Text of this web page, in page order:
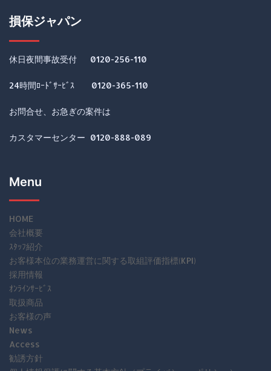
損保ジャパン
休日夜間事故受付 0120-256-110
24時間ﾛｰﾄﾞｻｰﾋﾞｽ 0120-365-110
お問合せ、お急ぎの案件は
カスタマーセンター 0120-888-089
Menu
HOME
会社概要
ｽﾀｯﾌ紹介
お客様本位の業務運営に関する取組評価指標(KPI)
採用情報
ｵﾝﾗｲﾝｻｰﾋﾞｽ
取扱商品
お客様の声
News
Access
勧誘方針